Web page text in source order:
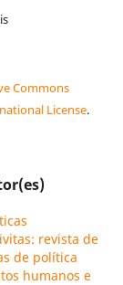
Commons
License.
revista de
de política
humanos e